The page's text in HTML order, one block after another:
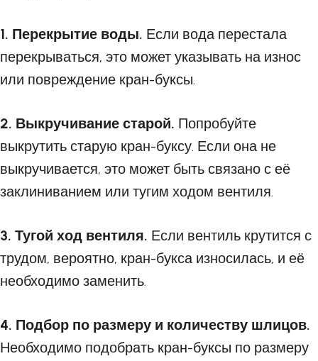
1. Перекрытие воды. Если вода перестала
перекрываться, это может указывать на износ
или повреждение кран-буксы.
2. Выкручивание старой. Попробуйте
выкрутить старую кран-буксу. Если она не
выкручивается, это может быть связано с её
заклиниванием или тугим ходом вентиля.
3. Тугой ход вентиля. Если вентиль крутится с
трудом, вероятно, кран-букса износилась, и её
необходимо заменить.
4. Подбор по размеру и количеству шлицов.
Необходимо подобрать кран-буксы по размеру